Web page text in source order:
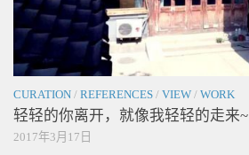
CURATION / REFERENCES / VIEW / WORK
轻轻的你离开，就像我轻轻的走来~
2017年3月17日